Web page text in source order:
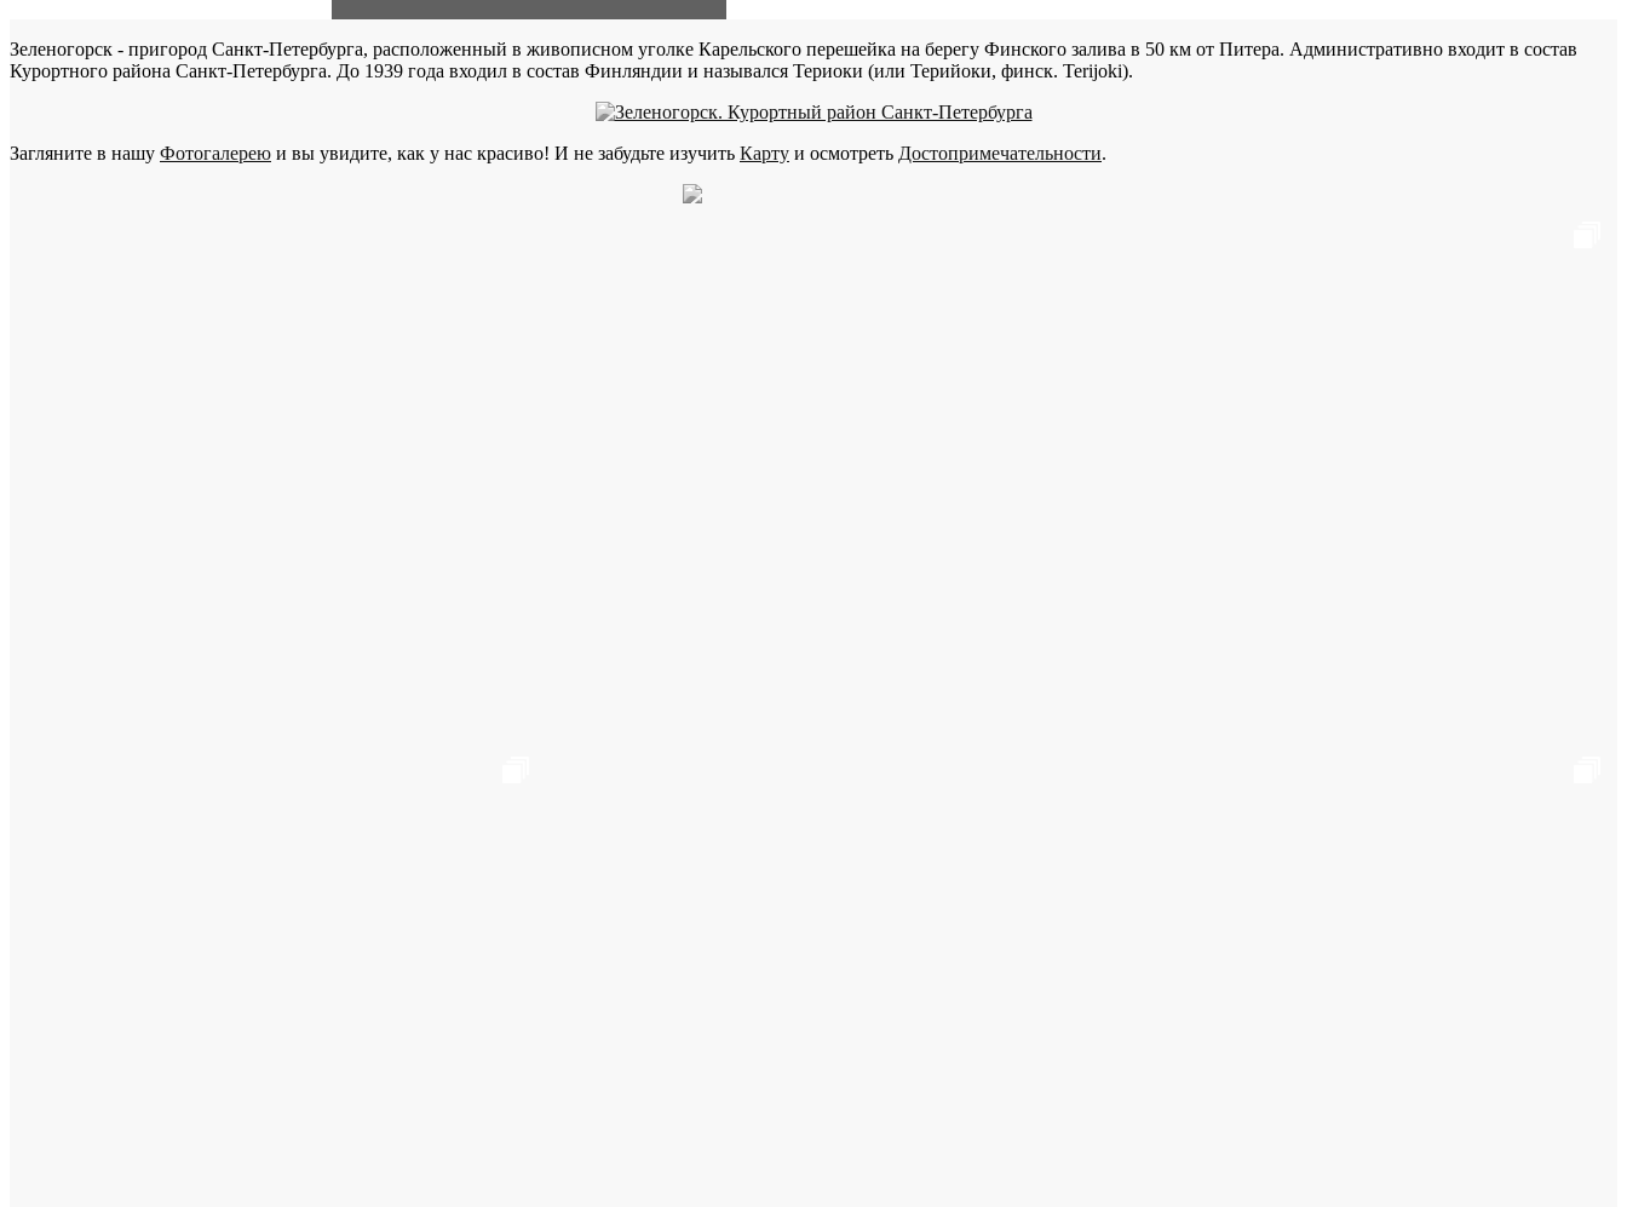
Зеленогорск - пригород Санкт-Петербурга, расположенный в живописном уголке Карельского перешейка на берегу Финского залива в 50 км от Питера. Административно входит в состав
Курортного района Санкт-Петербурга. До 1939 года входил в состав Финляндии и назывался Териоки (или Терийоки, финск. Terijoki).
Загляните в нашу Фотогалерею и вы увидите, как у нас красиво! И не забудьте изучить Карту и осмотреть Достопримечательности.